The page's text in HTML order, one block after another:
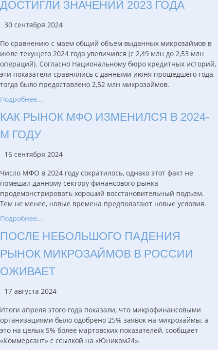
ДОСТИГЛИ ЗНАЧЕНИЙ 2023 ГОДА
30 сентября 2024
По сравнению с маем общий объем выданных микрозаймов в
июле текущего 2024 года увеличился (с 2,49 млн до 2,53 млн
операций). Согласно Национальному бюро кредитных историй,
эти показатели сравнялись с данными июня прошедшего года,
тогда было предоставлено 2,52 млн микрозаймов.
Подробнее...
КАК РЫНОК МФО ИЗМЕНИЛСЯ В 2024-
М ГОДУ
16 сентября 2024
Число МФО в 2024 году сократилось, однако этот факт не
помешал данному сектору финансового рынка
продемонстрировать хороший восстановительный подъем.
Тем не менее, новые времена предполагают новые условия.
Подробнее...
ПОСЛЕ НЕБОЛЬШОГО ПАДЕНИЯ
РЫНОК МИКРОЗАЙМОВ В РОССИИ
ОЖИВАЕТ
17 августа 2024
Итоги апреля этого года показали, что микрофинансовыми
организациями было одобрено 25% заявок на микрозаймы, а
это на целых 5% более мартовских показателей, сообщает
«Коммерсант» с ссылкой на «Юником24».